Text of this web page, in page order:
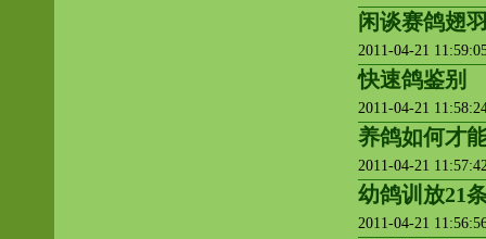
闲谈赛鸽翅
2011-04-21
快速鸽鉴别
2011-04-21
养鸽如何才
2011-04-21
幼鸽训放21
2011-04-21